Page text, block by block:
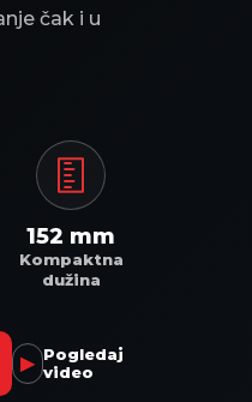
čak i u
152 mm
Kompaktna
dužina
▶ Pogledaj
video